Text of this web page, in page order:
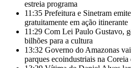
estreia programa
11:35 Prefeitura e Sinetram
gratuitamente em ação itinerante
11:29 Com Lei Paulo Gustavo,
bilhões para a cultura
13:32 Governo do Amazonas
parques ecoindustriais na Coreia